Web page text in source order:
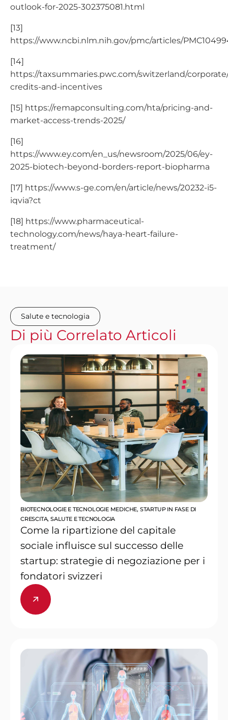
outlook-for-2025-302375081.html
[13]
https://www.ncbi.nlm.nih.gov/pmc/articles/
[14]
https://taxsummaries.pwc.com/switzerland/
credits-and-incentives
[15] https://remapconsulting.com/hta/pricing-and-
market-access-trends-2025/
[16]
https://www.ey.com/en_us/newsroom/2025/06/ey-
2025-biotech-beyond-borders-report-biopharma
[17] https://www.s-ge.com/en/article/news/20232-i5-
iqvia?ct
[18] https://www.pharmaceutical-
technology.com/news/haya-heart-failure-
treatment/
Salute e tecnologia
Di più Correlato Articoli
BIOTECNOLOGIE E TECNOLOGIE MEDICHE, STARTUP IN FASE DI
CRESCITA,SALUTE E TECNOLOGIA
Come la ripartizione del capitale
sociale influisce sul successo delle
startup: strategie di negoziazione per i
fondatori svizzeri